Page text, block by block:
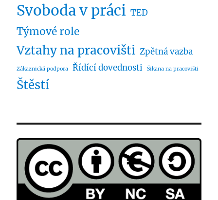
Svoboda v práci TED
Týmové role
Vztahy na pracovišti Zpětná vazba
Zákaznická podpora Řídící dovednosti Šikana na pracovišti
Štěstí